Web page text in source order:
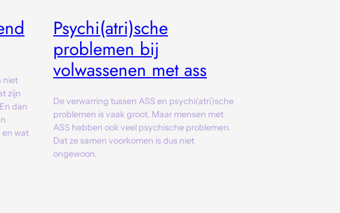
niet
zijn
dan
en wat
Psychi(atri)sche
problemen bij
volwassenen met ass
De verwarring tussen ASS en psychi(atri)sche
problemen is vaak groot. Maar mensen met
ASS hebben ook veel psychische problemen.
Dat ze samen voorkomen is dus niet
ongewoon.